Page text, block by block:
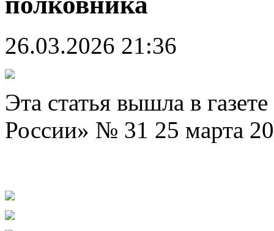
26.03.2026 21:36
Эта статья вышла в
России» № 31 25 марта